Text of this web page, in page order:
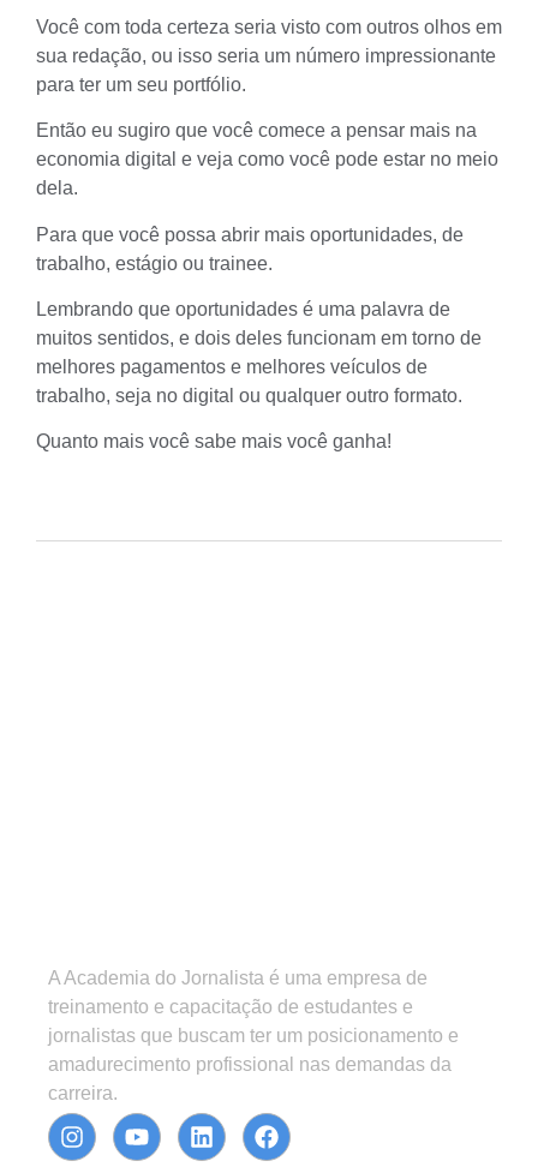
Você com toda certeza seria visto com outros olhos em
sua redação, ou isso seria um número impressionante
para ter um seu portfólio.
Então eu sugiro que você comece a pensar mais na
economia digital e veja como você pode estar no meio
dela.
Para que você possa abrir mais oportunidades, de
trabalho, estágio ou trainee.
Lembrando que oportunidades é uma palavra de
muitos sentidos, e dois deles funcionam em torno de
melhores pagamentos e melhores veículos de
trabalho, seja no digital ou qualquer outro formato.
Quanto mais você sabe mais você ganha!
A Academia do Jornalista é uma empresa de
treinamento e capacitação de estudantes e
jornalistas que buscam ter um posicionamento e
amadurecimento profissional nas demandas da
carreira.